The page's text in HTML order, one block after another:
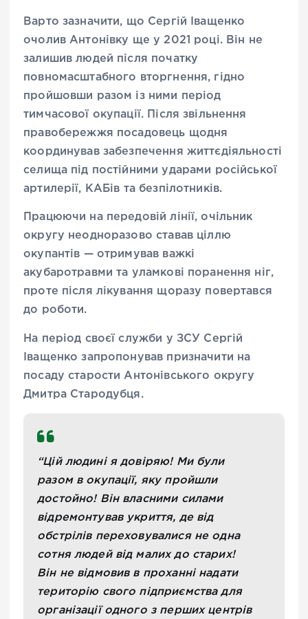
Варто зазначити, що Сергій Іващенко
очолив Антонівку ще у 2021 році. Він не
залишив людей після початку
повномасштабного вторгнення, гідно
пройшовши разом із ними період
тимчасової окупації. Після звільнення
правобережжя посадовець щодня
координував забезпечення життєдіяльності
селища під постійними ударами російської
артилерії, КАБів та безпілотників.
Працюючи на передовій лінії, очільник
округу неодноразово ставав ціллю
окупантів — отримував важкі
акубаротравми та уламкові поранення ніг,
проте після лікування щоразу повертався
до роботи.
На період своєї служби у ЗСУ Сергій
Іващенко запропонував призначити на
посаду старости Антонівського округу
Дмитра Стародубця.
“Цій людині я довіряю! Ми були
разом в окупації, яку пройшли
достойно! Він власними силами
відремонтував укриття, де від
обстрілів переховувалися не одна
сотня людей від малих до старих!
Він не відмовив в проханні надати
територію свого підприємства для
організації одного з перших центрів